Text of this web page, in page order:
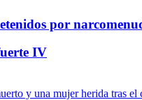
por
IV